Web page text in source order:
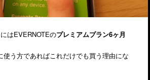
はEVERNOTEのプレミアムプラン6ヶ月
使う方であればこれだけでも買う理由にな